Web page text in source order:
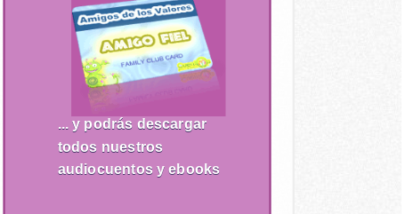
... y podrás descargar
todos nuestros
audiocuentos y ebooks